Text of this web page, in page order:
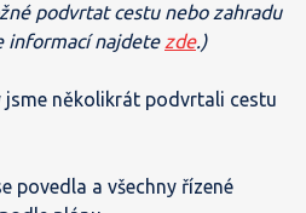
podvrtat cestu nebo zahradu
informací najdete zde.)
jsme několikrát podvrtali cestu
povedla a všechny řízené